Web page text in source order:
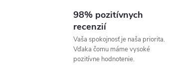
98% pozitívnych
recenzií
Vaša spokojnosť je naša priorita.
Vďaka čomu máme vysoké
pozitívne hodnotenie.